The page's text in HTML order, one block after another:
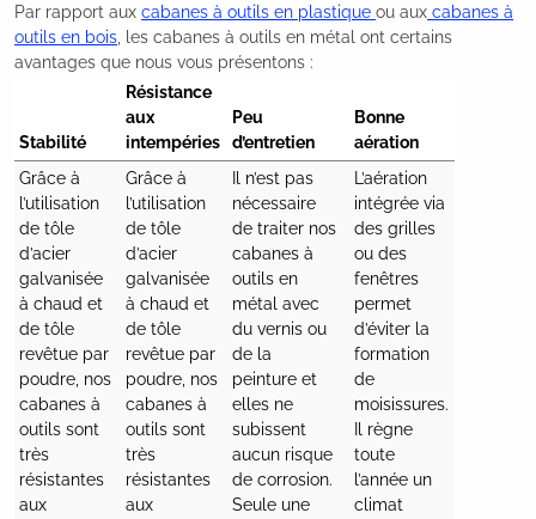
Par rapport aux cabanes à outils en plastique ou aux cabanes à
outils en bois, les cabanes à outils en métal ont certains
avantages que nous vous présentons :
Stabilité
Résistance
aux
Peu
Bonne
Grâce à
l’utilisation
de tôle
d’acier
galvanisée
à chaud et
de tôle
revêtue par
poudre, nos
cabanes à
outils sont
très
résistantes
aux
Grâce à
l’utilisation
de tôle
d’acier
galvanisée
à chaud et
de tôle
revêtue par
poudre, nos
cabanes à
outils sont
très
résistantes
aux
Il n’est pas
nécessaire
de traiter nos
cabanes à
outils en
métal avec
du vernis ou
de la
peinture et
elles ne
subissent
aucun risque
de corrosion.
Seule une
L’aération
intégrée via
des grilles
ou des
fenêtres
permet
d’éviter la
formation
de
moisissures.
Il règne
toute
l’année un
climat